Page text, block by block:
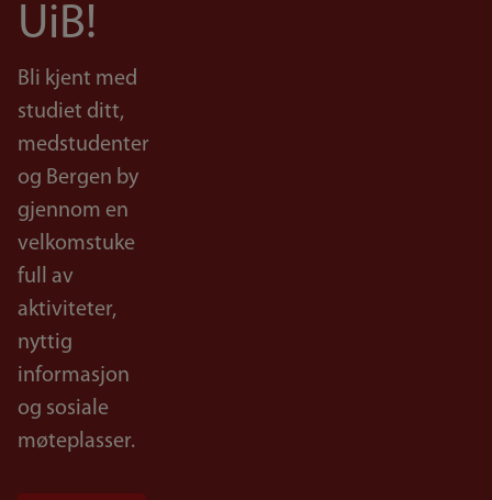
UiB!
Bli kjent med
studiet ditt,
medstudenter
og Bergen by
gjennom en
velkomstuke
full av
aktiviteter,
nyttig
informasjon
og sosiale
møteplasser.